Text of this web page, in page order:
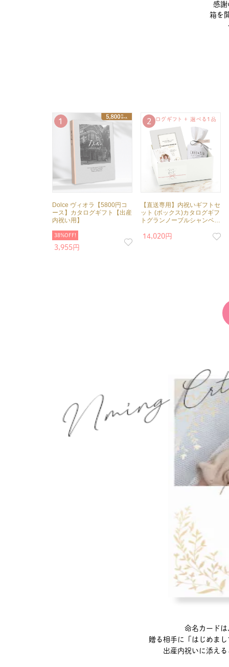
感謝
箱を
Dolce ヴィオラ【5800円コ
ース】カタログギフト【出産
内祝い用】
38%OFF!
3,955円
【直送専用】内祝いギフトセ
ット (ボックス)カタログギフ
トグランノーブルシャンベリ
14,020円
命名カード
贈る相手に「はじめま
出産内祝いに添え